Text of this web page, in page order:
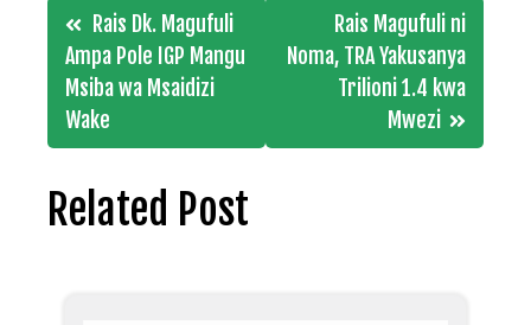
Post
navigation
Rais Dk. Magufuli
Ampa Pole IGP Mangu
Msiba wa Msaidizi
Wake
Rais Magufuli ni
Noma, TRA Yakusanya
Trilioni 1.4 kwa
Mwezi
Related Post